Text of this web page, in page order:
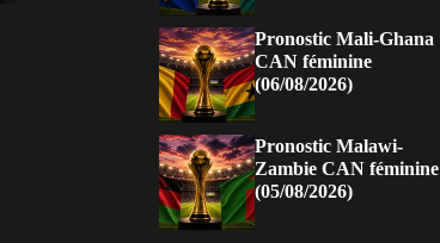
Pronostic Mali-Ghana
CAN féminine
(06/08/2026)
Pronostic Malawi-
Zambie CAN féminine
(05/08/2026)